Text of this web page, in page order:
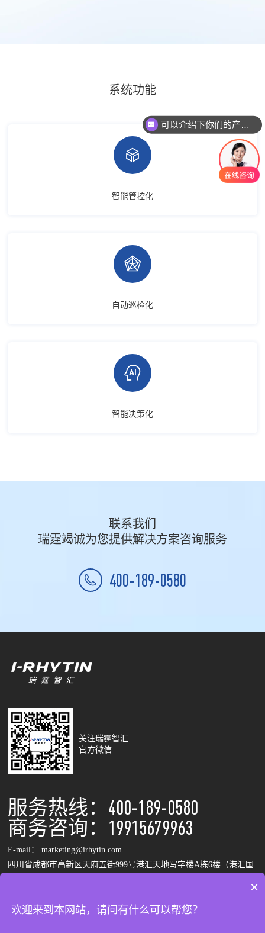
系统功能

智能管控化

自动巡检化

智能决策化
联系我们
瑞霆竭诚为您提供解决方案咨询服务
400-189-0580
服务热线：400-189-0580
商务咨询：19915679963
E-mail： marketing@irhytin.com
四川省成都市高新区天府五街999号港汇天地写字楼A栋6楼（港汇国
Copyright©2024 四川瑞霆智汇科技有限公司 版权所有
关注瑞霆智汇
官方微信
可以介绍下你们的产品么
×
欢迎来到本网站，请问有什么可以帮您？